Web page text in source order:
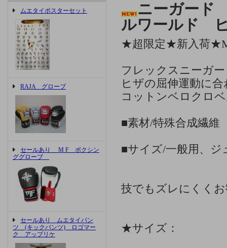
ムエタイポスターセット
RAJA グローブ
セールあり M F ボクシン
ググローブ
セールあり ムエタイパン
ツ (キックパンツ) ロゴマー
ク アップリケ
ニーガー
ルワール
★超限定★新入荷
フレックスニーガ
ヒザの屈伸運動に
コットンベロクロ
■素材/特殊合成繊維
■サイズ/一般用、ジ
技でもズレにくく
★サイズ：